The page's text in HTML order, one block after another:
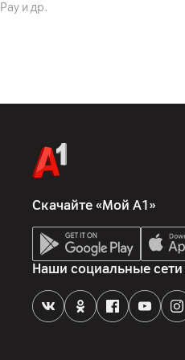
на одном заряде
1800/1900; UMTS (3G) 800/
13/17/18/19/20/26/28/38/40/
n20/n26/n28/n38/n40/n41/
и др.
Скачайте «Мой А1»
Наши социальные